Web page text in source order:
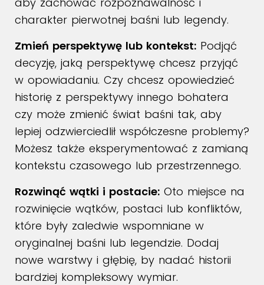
charakter pierwotnej baśni lub legendy.
Zmień perspektywę lub kontekst: Podjąć
decyzję, jaką perspektywę chcesz przyjąć
w opowiadaniu. Czy chcesz opowiedzieć
historię z perspektywy innego bohatera
czy może zmienić świat baśni tak, aby
lepiej odzwierciedlił współczesne problemy?
Możesz także eksperymentować z zamianą
kontekstu czasowego lub przestrzennego.
Rozwinąć wątki i postacie: Oto miejsce na
rozwinięcie wątków, postaci lub konfliktów,
które były zaledwie wspomniane w
oryginalnej baśni lub legendzie. Dodaj
nowe warstwy i głębię, by nadać historii
bardziej kompleksowy wymiar.